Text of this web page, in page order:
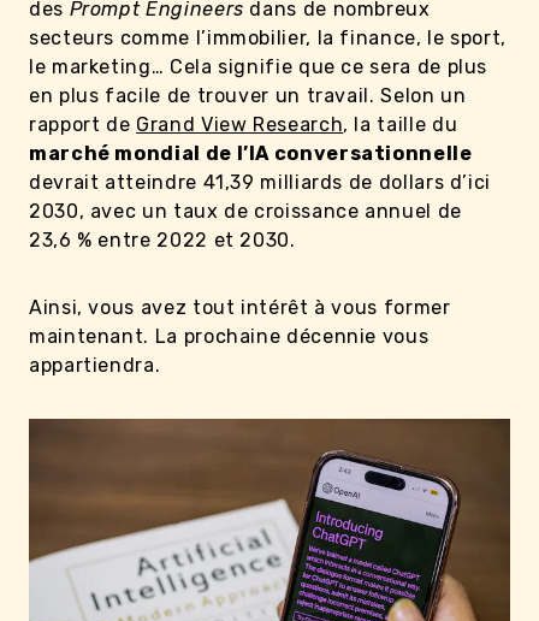
des Prompt Engineers dans de nombreux
secteurs comme l’immobilier, la finance, le sport,
le marketing… Cela signifie que ce sera de plus
en plus facile de trouver un travail. Selon un
rapport de Grand View Research, la taille du
marché mondial de l’IA conversationnelle
devrait atteindre 41,39 milliards de dollars d’ici
2030, avec un taux de croissance annuel de
23,6 % entre 2022 et 2030.
Ainsi, vous avez tout intérêt à vous former
maintenant. La prochaine décennie vous
appartiendra.